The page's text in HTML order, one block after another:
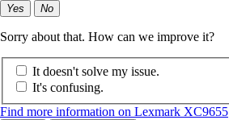
Yes No
Sorry about that. How can we improve it?
It doesn't solve my issue.
It's confusing.
Find more information on Lexmark XC9655